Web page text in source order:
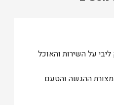
על השירות והאוכל
מצורת ההגשה והטעם